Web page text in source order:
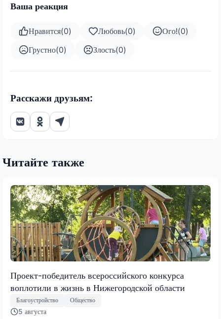
Ваша реакция
Нравится(0) Любовь(0) Ого!(0)
Грустно(0) Злость(0)
Расскажи друзьям:
Читайте также
Проект-победитель всероссийского конкурса
воплотили в жизнь в Нижегородской области
Благоустройство Общество
5 августа